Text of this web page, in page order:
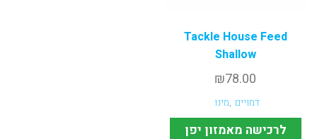
Tackle House Feed
Shallow
₪78.00
דמויים ,מינו
לרכישה מאמזון יפן